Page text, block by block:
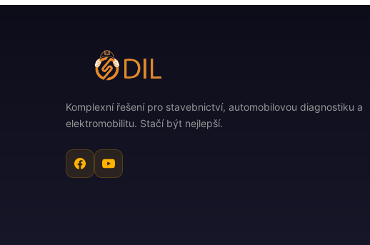
Komplexní řešení pro stavebnictví, automobilovou diagnostiku a
elektromobilitu. Stačí být nejlepší.